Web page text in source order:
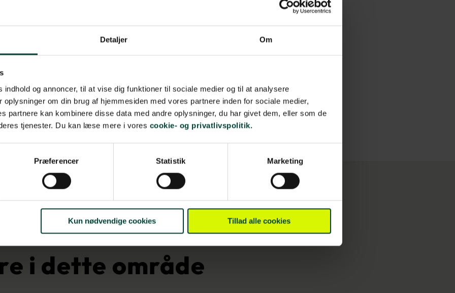
Detaljer Om
indhold og annoncer, til at vise dig funktioner til sociale medier og til at analysere
oplysninger om din brug af hjemmesiden med vores partnere inden for sociale medier,
partnere kan kombinere disse data med andre oplysninger, du har givet dem, eller som de
tjenester. Du kan læse mere i vores cookie- og privatlivspolitik.
Præferencer Statistik Marketing
Kun nødvendige cookies Tillad alle cookies
i dette område